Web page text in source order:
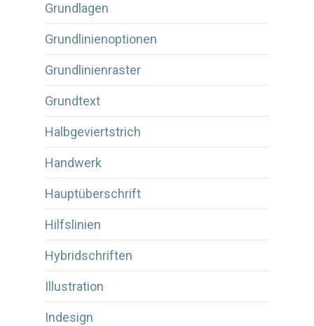
Grundlagen
Grundlinienoptionen
Grundlinienraster
Grundtext
Halbgeviertstrich
Handwerk
Hauptüberschrift
Hilfslinien
Hybridschriften
Illustration
Indesign